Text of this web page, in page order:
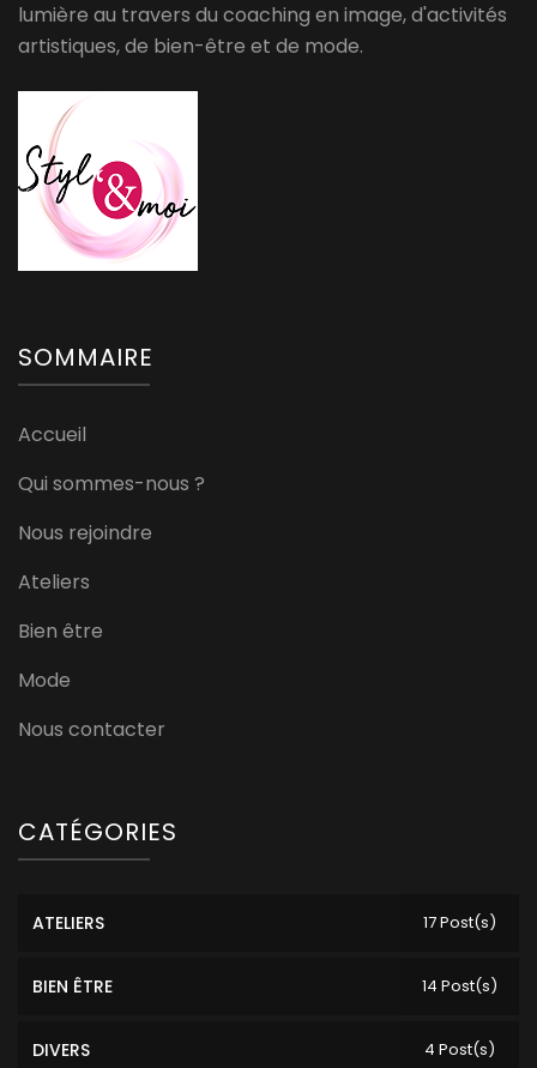
lumière au travers du coaching en image, d'activités
artistiques, de bien-être et de mode.
SOMMAIRE
Accueil
Qui sommes-nous ?
Nous rejoindre
Ateliers
Bien être
Mode
Nous contacter
CATÉGORIES
ATELIERS 17 Post(s)
BIEN ÊTRE 14 Post(s)
DIVERS 4 Post(s)